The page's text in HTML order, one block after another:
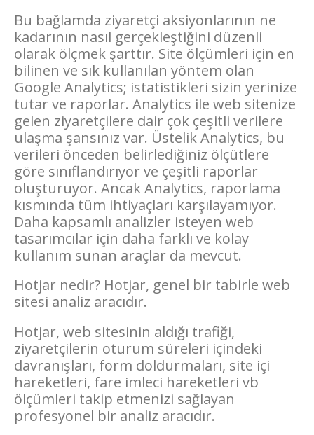
Bu bağlamda ziyaretçi aksiyonlarının ne
kadarının nasıl gerçekleştiğini düzenli
olarak ölçmek şarttır. Site ölçümleri için en
bilinen ve sık kullanılan yöntem olan
Google Analytics; istatistikleri sizin yerinize
tutar ve raporlar. Analytics ile web sitenize
gelen ziyaretçilere dair çok çeşitli verilere
ulaşma şansınız var. Üstelik Analytics, bu
verileri önceden belirlediğiniz ölçütlere
göre sınıflandırıyor ve çeşitli raporlar
oluşturuyor. Ancak Analytics, raporlama
kısmında tüm ihtiyaçları karşılayamıyor.
Daha kapsamlı analizler isteyen web
tasarımcılar için daha farklı ve kolay
kullanım sunan araçlar da mevcut.
Hotjar nedir? Hotjar, genel bir tabirle web
sitesi analiz aracıdır.
Hotjar, web sitesinin aldığı trafiği,
ziyaretçilerin oturum süreleri içindeki
davranışları, form doldurmaları, site içi
hareketleri, fare imleci hareketleri vb
ölçümleri takip etmenizi sağlayan
profesyonel bir analiz aracıdır.